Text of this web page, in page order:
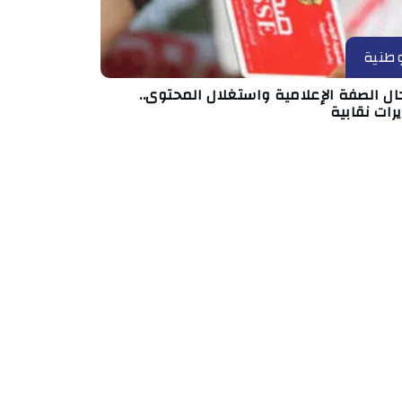
الصفة الإعلامية واستغلال المحتوى..
نقابية